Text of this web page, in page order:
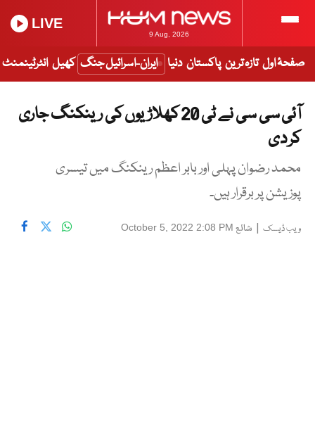
9 Aug, 2026
LIVE
صفحۂ اول تازہ ترین پاکستان دنیا ایران-اسرائیل جنگ کھیل انٹرٹینمنٹ
آئی سی سی نے ٹی 20 کھلاڑیوں کی رینکنگ جاری
کر دی
محمد رضوان پہلی اور بابر اعظم رینکنگ میں تیسری
پوزیشن پر برقرار ہیں۔
ویب ڈیسک | شائع October 5, 2022 2:08 PM